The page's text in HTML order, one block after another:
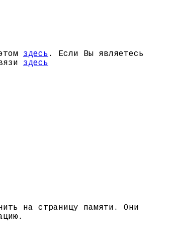
здесь . Если Вы являетесь
здесь
на страницу памяти. Они